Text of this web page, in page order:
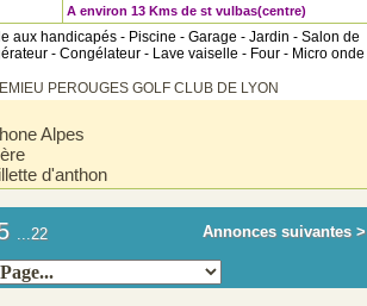
A environ 13 Kms de st vulbas(centre)
aux handicapés - Piscine - Garage - Jardin - Salon de
- Congélateur - Lave vaiselle - Four - Micro onde
PEROUGES GOLF CLUB DE LYON
Alpes
d'anthon
...22 Annonces suivantes >